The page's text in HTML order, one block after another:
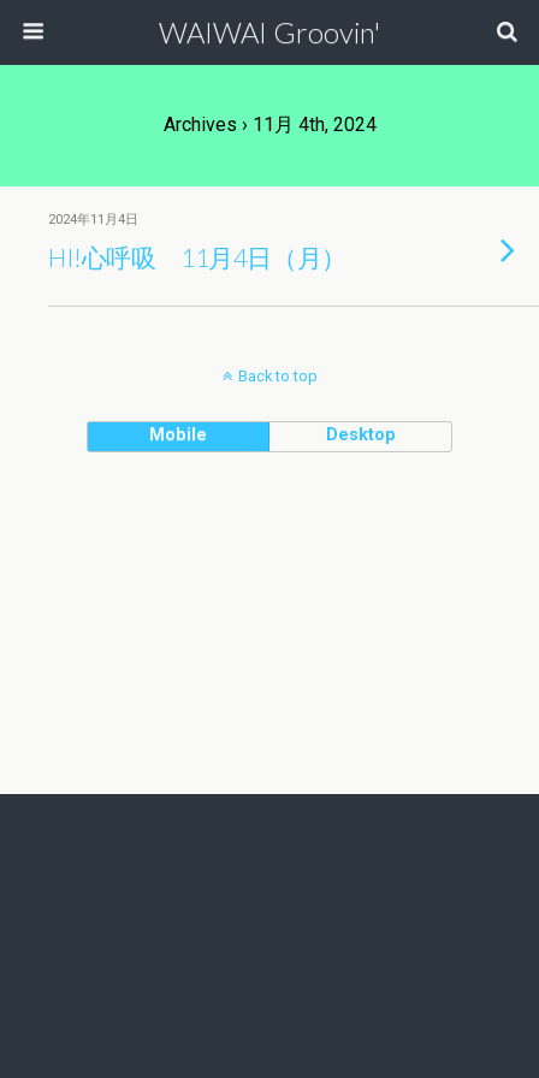
WAIWAI Groovin'
Archives › 11月 4th, 2024
2024年11月4日
HI!心呼吸 11月4日（月）
Back to top
Mobile Desktop